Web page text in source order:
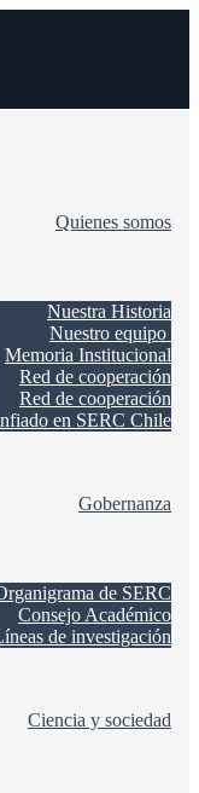
Quienes somos
Nuestra Historia
Nuestro equipo
Memoria Institucional
Red de cooperación
Red de cooperación
en SERC Chile
Gobernanza
de SERC
Consejo Académico
de investigación
Ciencia y sociedad